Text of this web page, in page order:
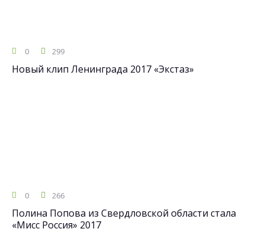
0 299
Новый клип Ленинграда 2017 «Экстаз»
0 266
Полина Попова из Свердловской области стала
«Мисс Россия» 2017